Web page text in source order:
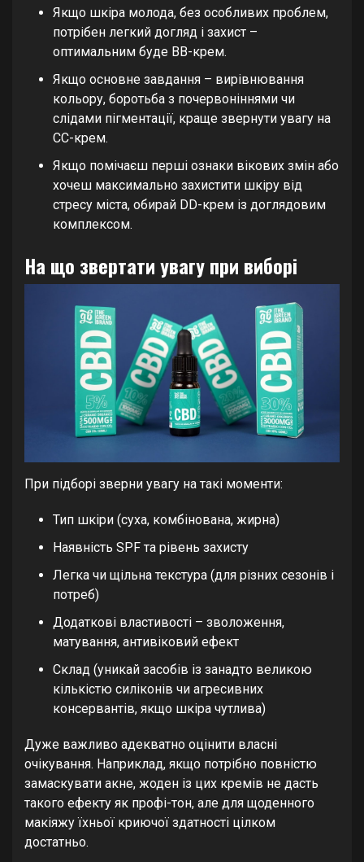
Якщо шкіра молода, без особливих проблем,
потрібен легкий догляд і захист –
оптимальним буде BB-крем.
Якщо основне завдання – вирівнювання
кольору, боротьба з почервоніннями чи
слідами пігментації, краще звернути увагу на
CC-крем.
Якщо помічаєш перші ознаки вікових змін або
хочеш максимально захистити шкіру від
стресу міста, обирай DD-крем із доглядовим
комплексом.
На що звертати увагу при виборі
При підборі зверни увагу на такі моменти:
Тип шкіри (суха, комбінована, жирна)
Наявність SPF та рівень захисту
Легка чи щільна текстура (для різних сезонів і
потреб)
Додаткові властивості – зволоження,
матування, антивіковий ефект
Склад (уникай засобів із занадто великою
кількістю силіконів чи агресивних
консервантів, якщо шкіра чутлива)
Дуже важливо адекватно оцінити власні
очікування. Наприклад, якщо потрібно повністю
замаскувати акне, жоден із цих кремів не дасть
такого ефекту як профі-тон, але для щоденного
макіяжу їхньої криючої здатності цілком
достатньо.